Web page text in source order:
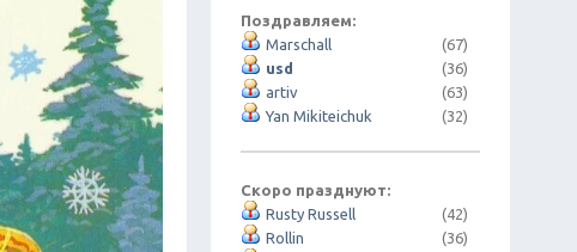
Поздравляем:
Marschall
(67)
usd
(36)
artiv
(63)
Yan Mikiteichuk
(32)
Скоро празднуют:
Rusty Russell
(42)
Rollin
(36)